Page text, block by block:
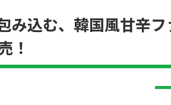
込む、韓国風甘辛フ
！